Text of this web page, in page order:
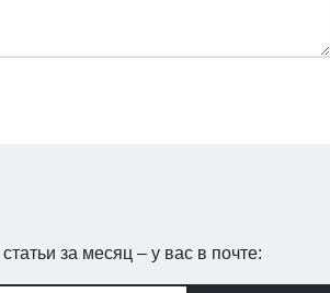
за месяц – у вас в почте: